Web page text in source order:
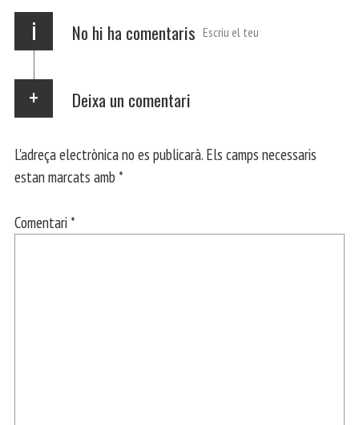
i No hi ha comentaris Escriu el teu
Deixa un comentari
L'adreça electrònica no es publicarà. Els camps necessaris
estan marcats amb *
Comentari *